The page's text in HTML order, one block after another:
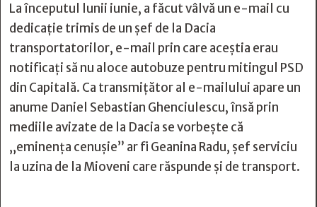
La începutul lunii iunie, a făcut vâlvă un e-mail cu
dedicație trimis de un șef de la Dacia
transportatorilor, e-mail prin care aceștia erau
notificați să nu aloce autobuze pentru mitingul PSD
din Capitală. Ca transmițător al e-mailului apare un
anume Daniel Sebastian Ghenciulescu, însă prin
mediile avizate de la Dacia se vorbește că
„eminența cenușie” ar fi Geanina Radu, șef serviciu
la uzina de la Mioveni care răspunde și de transport.